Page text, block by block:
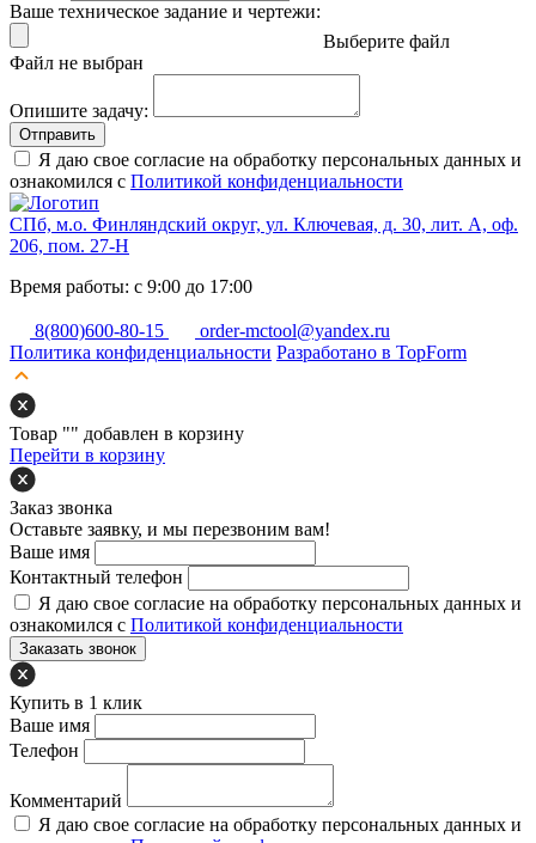
Ваше техническое задание и чертежи:
Выберите файл
Файл не выбран
Опишите задачу:
Отправить
Я даю свое согласие на обработку персональных данных и
ознакомился с Политикой конфиденциальности
СПб, м.о. Финляндский округ, ул. Ключевая, д. 30, лит. А, оф.
206, пом. 27-Н
Время работы: с 9:00 до 17:00
8(800)600-80-15
order-mctool@yandex.ru
Политика конфиденциальности Разработано в TopForm
Товар "" добавлен в корзину
Перейти в корзину
Заказ звонка
Оставьте заявку, и мы перезвоним вам!
Ваше имя
Контактный телефон
Я даю свое согласие на обработку персональных данных и
ознакомился с Политикой конфиденциальности
Заказать звонок
Купить в 1 клик
Ваше имя
Телефон
Комментарий
Я даю свое согласие на обработку персональных данных и